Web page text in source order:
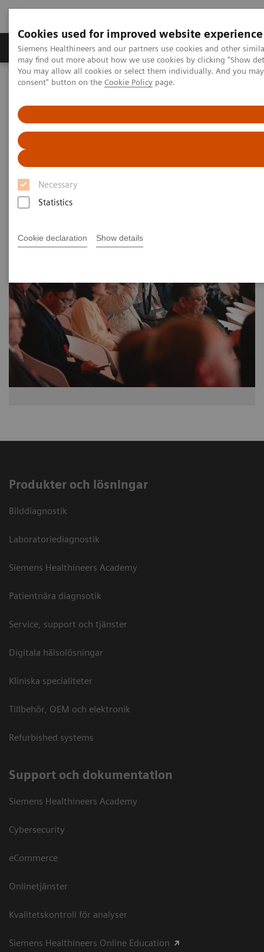
Cookies used for improved website experience
Siemens Healthineers and our partners use cookies and other
may find out more about how we use cookies by clicking "Show
You may allow all cookies or select them individually. And you
consent" button on the Cookie Policy page.
Necessary
Statistics
Cookie declaration Show details
Produkter och lösningar Kliniska specialiteter
Hem Bilddiagnostik
Molecular Imaging
Image 79
Image 79
Produkter och lösningar
Bilddiagnostik
Laboratoriediagnostik
Siemens Healthineers Academy
Patientnära diagnsotik
Service, support och tjänster
Digitala hälsolösningar
Kliniska specialiteter
Tillbehör, OEM och elektronik
Refurbished systems
Support och dokumentation
Siemens Healthineers Academy
Cybersecurity
eCommerce
Onlinetjänster
Kvalitetskontroll för analyser
Siemens Healthineers Online Education